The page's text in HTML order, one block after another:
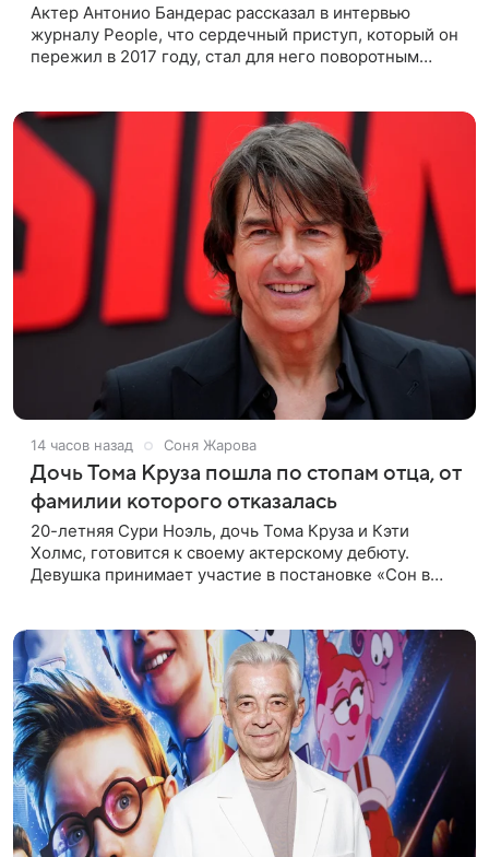
Актер Антонио Бандерас рассказал в интервью
журналу People, что сердечный приступ, который он
пережил в 2017 году, стал для него поворотным
14 часов назад Соня Жарова
Дочь Тома Круза пошла по стопам отца, от
фамилии которого отказалась
20-летняя Сури Ноэль, дочь Тома Круза и Кэти
Холмс, готовится к своему актерскому дебюту.
Девушка принимает участие в постановке «Сон в